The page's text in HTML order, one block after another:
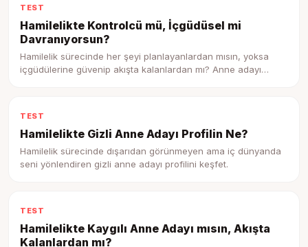
TEST
Hamilelikte Kontrolcü mü, İçgüdüsel mi
Davranıyorsun?
Hamilelik sürecinde her şeyi planlayanlardan mısın, yoksa
içgüdülerine güvenip akışta kalanlardan mı? Anne adayı
TEST
Hamilelikte Gizli Anne Adayı Profilin Ne?
Hamilelik sürecinde dışarıdan görünmeyen ama iç dünyanda
seni yönlendiren gizli anne adayı profilini keşfet.
TEST
Hamilelikte Kaygılı Anne Adayı mısın, Akışta
Kalanlardan mı?